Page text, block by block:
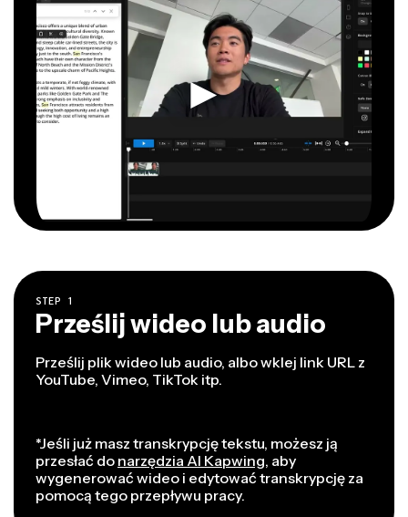
STEP 1
Prześlij wideo lub audio
Prześlij plik wideo lub audio, albo wklej link URL z
YouTube, Vimeo, TikTok itp.
*Jeśli już masz transkrypcję tekstu, możesz ją
przesłać do narzędzia AI Kapwing, aby
wygenerować wideo i edytować transkrypcję za
pomocą tego przepływu pracy.